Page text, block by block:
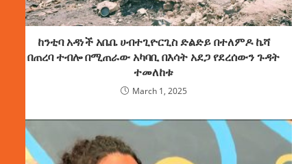
ከንቲባ አዳነች አቤቤ ሀብተጊዮርጊስ ድልድይ በተለምዶ ኬሻ
በጠረባ ተብሎ በሚጠራው አካባቢ በእሳት አደጋ የደረሰውን ጉዳት
ተመለከቱ
March 1, 2025